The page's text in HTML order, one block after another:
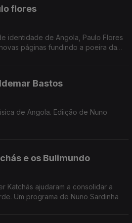
flores
identidade de Angola, Paulo Flores
páginas fundindo a poeira das
Bastos
de Angola. Ediição de Nuno
e os Bulimundo
Katchás ajudaram a consolidar a
Um programa de Nuno Sardinha